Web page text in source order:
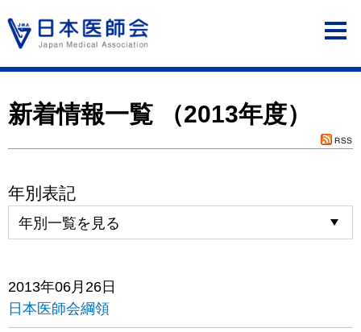
新着情報一覧 （2013年度）
年別表記
2013年06月26日
日本医師会綱領